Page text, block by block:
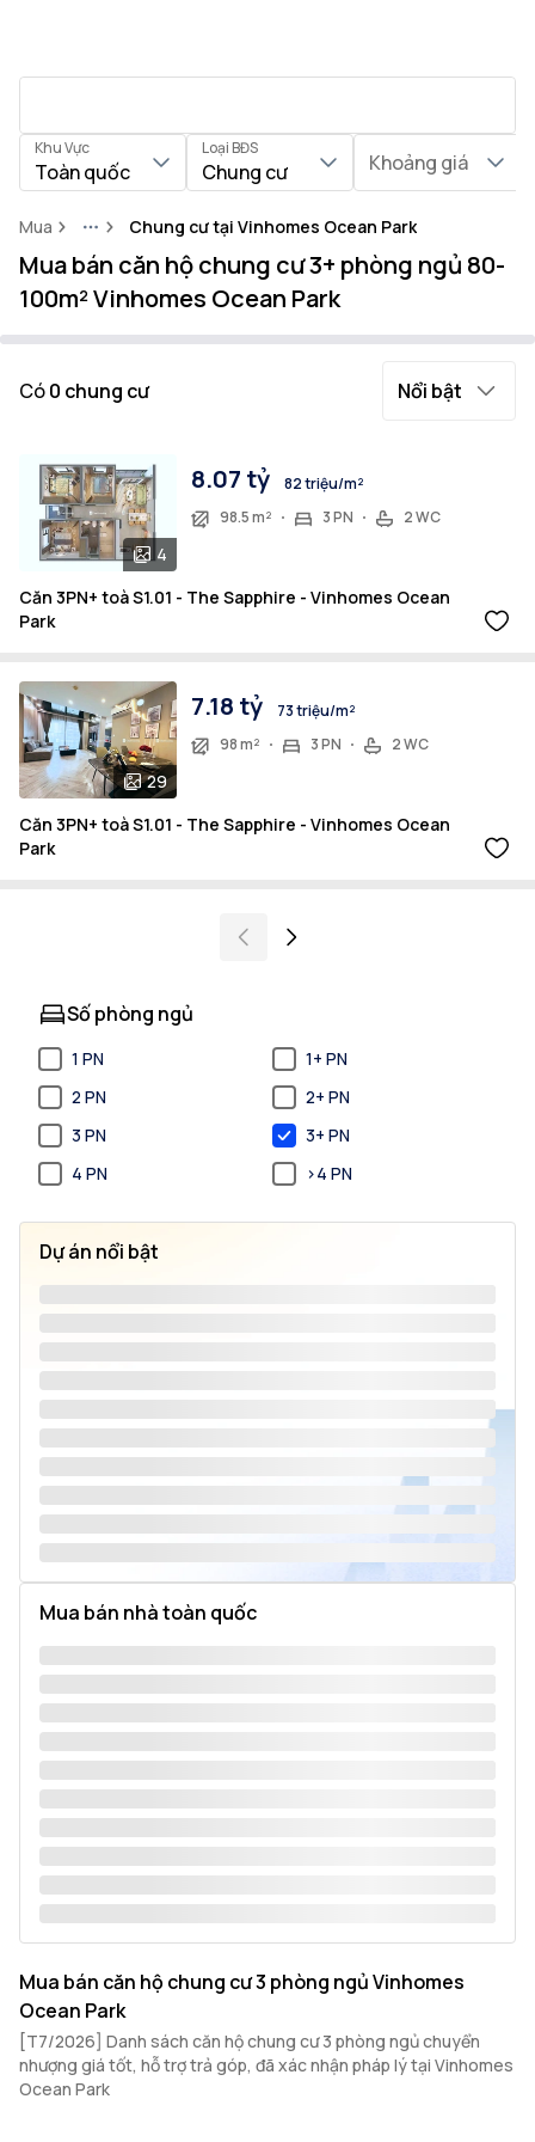
Khu Vực
Toàn quốc
Loại BĐS
Chung cư Khoảng giá
Mua MoreChung cư tại Vinhomes Ocean Park
Mua bán căn hộ chung cư 3+ phòng ngủ 80-
100m² Vinhomes Ocean Park
Có0 chung cư Nổi bật
4
8.07 tỷ
82 triệu/m²
98.5 m²
3 PN 2 WC
Căn 3PN+ toà S1.01 - The Sapphire - Vinhomes Ocean
Park
29
7.18 tỷ
73 triệu/m²
98 m²
3 PN 2 WC
Căn 3PN+ toà S1.01 - The Sapphire - Vinhomes Ocean
Park
Số phòng ngủ
1 PN
1+ PN
2 PN
2+ PN
3 PN
3+ PN
4 PN
>4 PN
Dự án nổi bật
Mua bán nhà toàn quốc
Mua bán căn hộ chung cư 3 phòng ngủ Vinhomes
Ocean Park
[T7/2026] Danh sách căn hộ chung cư 3 phòng ngủ chuyển
nhượng giá tốt, hỗ trợ trả góp, đã xác nhận pháp lý tại Vinhomes
Ocean Park